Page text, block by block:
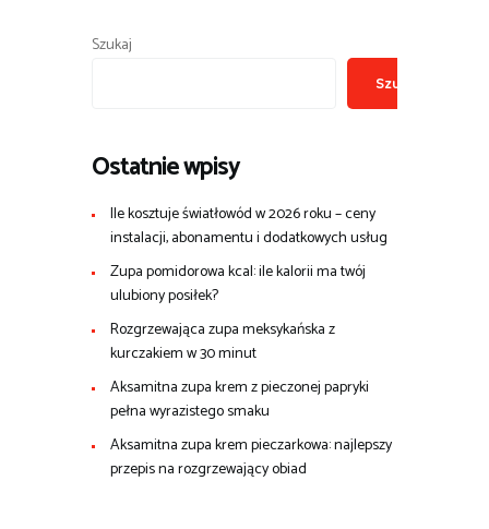
Szukaj
Szukaj
Ostatnie wpisy
Ile kosztuje światłowód w 2026 roku – ceny
instalacji, abonamentu i dodatkowych usług
Zupa pomidorowa kcal: ile kalorii ma twój
ulubiony posiłek?
Rozgrzewająca zupa meksykańska z
kurczakiem w 30 minut
Aksamitna zupa krem z pieczonej papryki
pełna wyrazistego smaku
Aksamitna zupa krem pieczarkowa: najlepszy
przepis na rozgrzewający obiad